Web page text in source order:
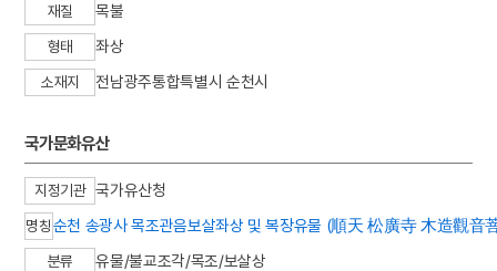
재질 목불
형태 좌상
소재지 전남광주통합특별시 순천시
국가문화유산
지정기관 국가유산청
명칭순천 송광사 목조관음보살좌상 및 복장유물 (順天 松廣寺 木造觀
분류 유물/불교조각/목조/보살상